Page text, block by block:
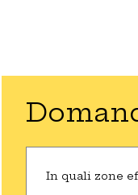
In quali zone